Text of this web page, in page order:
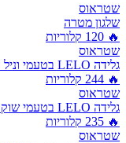
שטראוס
שלגון מטרה
🔥
120 קלוריות
שטראוס
גלידה LELO בטעמי וניל וחלווה
🔥
244 קלוריות
שטראוס
גלידה LELO בטעמי שוקו ופקאן
🔥
235 קלוריות
שטראוס